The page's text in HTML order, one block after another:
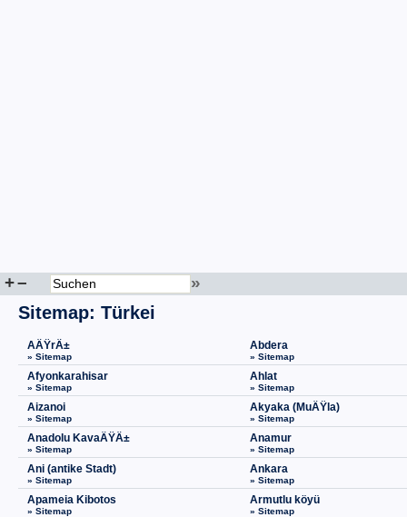
+– »
Sitemap: Türkei
AÄŸrÄ±
» Sitemap
Abdera
» Sitemap
Afyonkarahisar
» Sitemap
Ahlat
» Sitemap
Aizanoi
» Sitemap
Akyaka (MuÄŸla)
» Sitemap
Anadolu KavaÄŸÄ±
» Sitemap
Anamur
» Sitemap
Ani (antike Stadt)
» Sitemap
Ankara
» Sitemap
Apameia Kibotos
» Sitemap
Armutlu köyü
» Sitemap